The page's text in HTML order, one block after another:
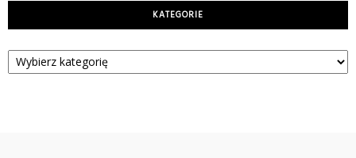
KATEGORIE
Kategorie